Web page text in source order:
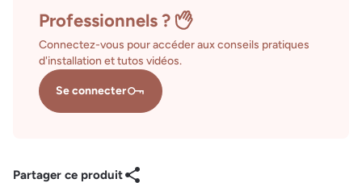
Professionnels ?
Connectez-vous pour accéder aux conseils pratiques
d'installation et tutos vidéos.
Se connecter
Partager ce produit